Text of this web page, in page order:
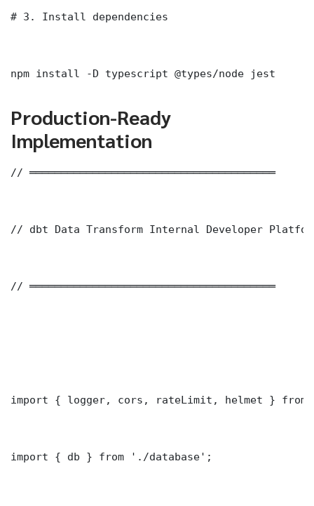
# 3. Install dependencies
npm install -D typescript @types/node jest
Production-Ready
Implementation
// ═══════════════════════════════════════
// dbt Data Transform Internal Developer
// ═══════════════════════════════════════
import { logger, cors, rateLimit, helmet } from
import { db } from './database';